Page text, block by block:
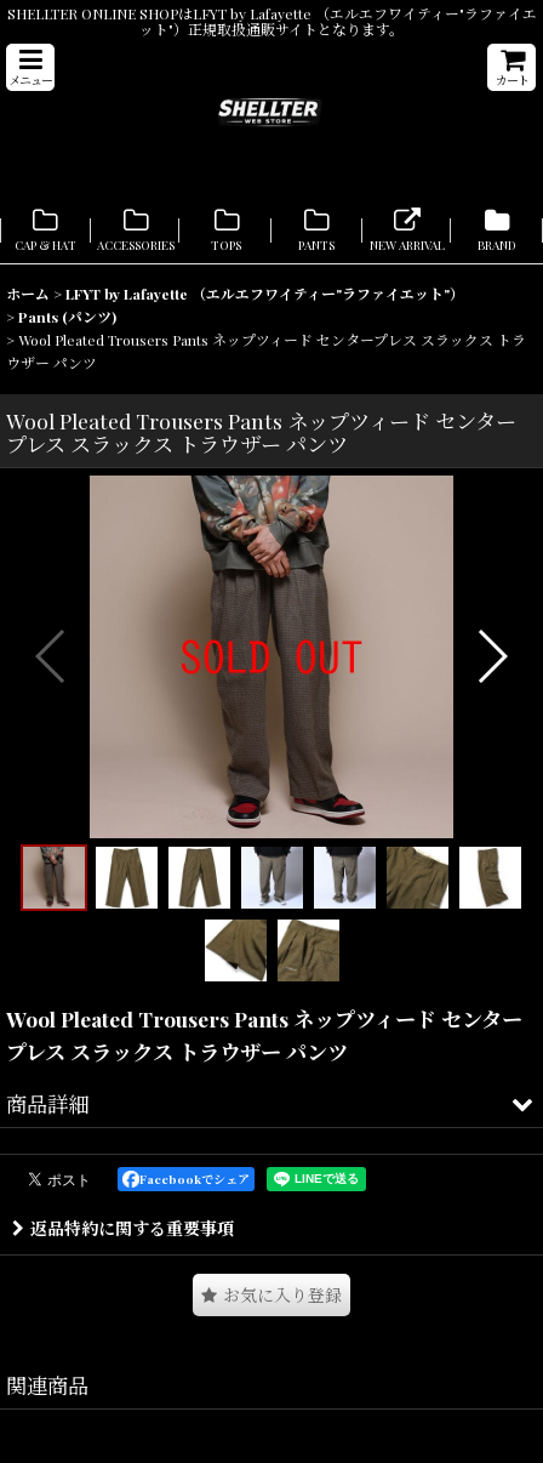
SHELLTER ONLINE SHOPはLFYT by Lafayette （エルエフワイティー"ラファイエ
ット"）正規取扱通販サイトとなります。
メニュー カート
CAP & HAT ACCESSORIES TOPS PANTS NEW ARRIVAL BRAND
ホーム >LFYT by Lafayette （エルエフワイティー"ラファイエット"）
>Pants (パンツ)
>Wool Pleated Trousers Pants ネップツィード センタープレス スラックス トラ
ウザー パンツ
Wool Pleated Trousers Pants ネップツィード センター
プレス スラックス トラウザー パンツ
Wool Pleated Trousers Pants ネップツィード センター
プレス スラックス トラウザー パンツ
商品詳細
ネップツィードと千鳥格子柄を使用したトラウザーパンツとなりま
す。
っぽい雰囲気を演出するカジュアルアイテム。
左腿部分にはスクリプトフォントのLafayetteロゴを刺繍。
ストリートシーンにもピッタリなゆったりとしたリラックスシルエ
Facebookでシェア
返品特約に関する重要事項
お気に入り登録
関連商品